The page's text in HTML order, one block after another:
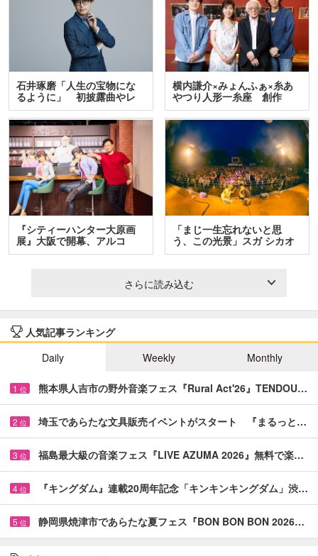
石井琢磨「人生の宝物にな
るように」 初披露曲やレ
ア…
横内謙介×みょんふぁ×糸あ
やつり人形一糸座 創作
人…
『シティーハンター大原画
展』大阪で開幕、アルコ
＆…
「まじ一生忘れないと思
う、この光景」スガ シカオ
と…
さらに読み込む
人気記事ランキング
Daily
Weekly Monthly
1 位 熊本県人吉市の野外音楽フェス『Rural Act'26』TENDOU…
2 位 埼玉であらたな文具販売イベントがスタート 『まるっと…
3 位 福島最大級の音楽フェス『LIVE AZUMA 2026』無料で楽…
4 位 『キングダム』連載20周年記念「キンキンキングダム」渋…
5 位 静岡県焼津市であらたな夏フェス『BON BON BON 2026…